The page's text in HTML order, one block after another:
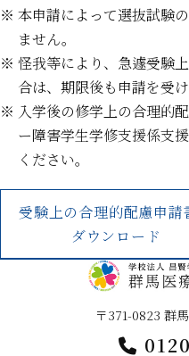
※ 本申請によって選抜試験
ません。
※ 怪我等により、急遽受験
合は、期限後も申請を受け
※ 入学後の修学上の合理的
ー障害学生学修支援係支
ください。
受験上の合理的配慮申請
ダウンロード
〒371-0823 群